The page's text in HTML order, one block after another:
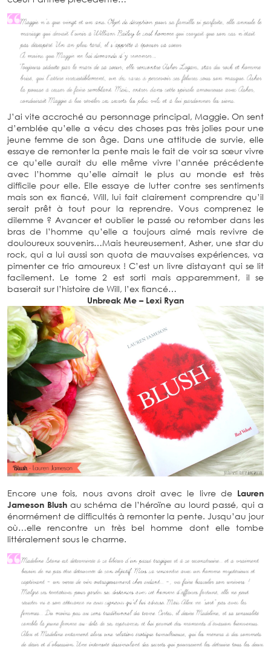
J’ai vite accroché au personnage principal, Maggie. On sent
d’emblée qu’elle a vécu des choses pas très jolies pour une
jeune femme de son âge. Dans une attitude de survie, elle
essaye de remonter la pente mais le fait de voir sa sœur vivre
ce qu’elle aurait du elle même vivre l’année précédente
avec l’homme qu’elle aimait le plus au monde est très
difficile pour elle. Elle essaye de lutter contre ses sentiments
mais son ex fiancé, Will, lui fait clairement comprendre qu’il
serait prêt à tout pour la reprendre. Vous comprenez le
dilemme ? Avancer et oublier le passé ou retomber dans les
bras de l’homme qu’elle a toujours aimé mais revivre de
douloureux souvenirs…Mais heureusement, Asher, une star du
rock, qui a lui aussi son quota de mauvaises expériences, va
pimenter ce trio amoureux ! C’est un livre distayant qui se lit
facilement. Le tome 2 est sorti mais apparemment, il se
baserait sur l’histoire de Will, l’ex fiancé…
Unbreak Me – Lexi Ryan
Encore une fois, nous avons droit avec le livre de Lauren
Jameson Blushau schéma de l’héroïne au lourd passé, qui a
énormément de difficultés à remonter la pente. Jusqu’au jour
où…elle rencontre un très bel homme dont elle tombe
littéralement sous le charme.